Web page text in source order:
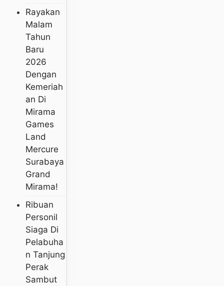
Rayakan
Malam
Tahun
Baru
2026
Dengan
Kemeriah
An Di
Mirama
Games
Land
Mercure
Surabaya
Grand
Mirama!
Ribuan
Personil
Siaga Di
Pelabuha
N Tanjung
Perak
Sambut